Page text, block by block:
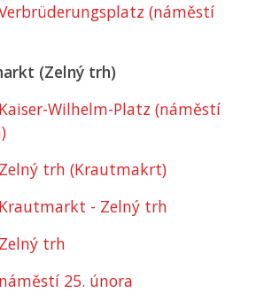
(náměstí
(Zelný trh)
Kaiser-Wilhelm-Platz (náměstí
Zelný trh (Krautmakrt)
Krautmarkt - Zelný trh
Zelný trh
náměstí 25. února